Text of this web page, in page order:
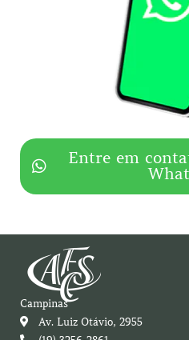
Entre em
Campinas
Av. Luiz Otávio, 2955